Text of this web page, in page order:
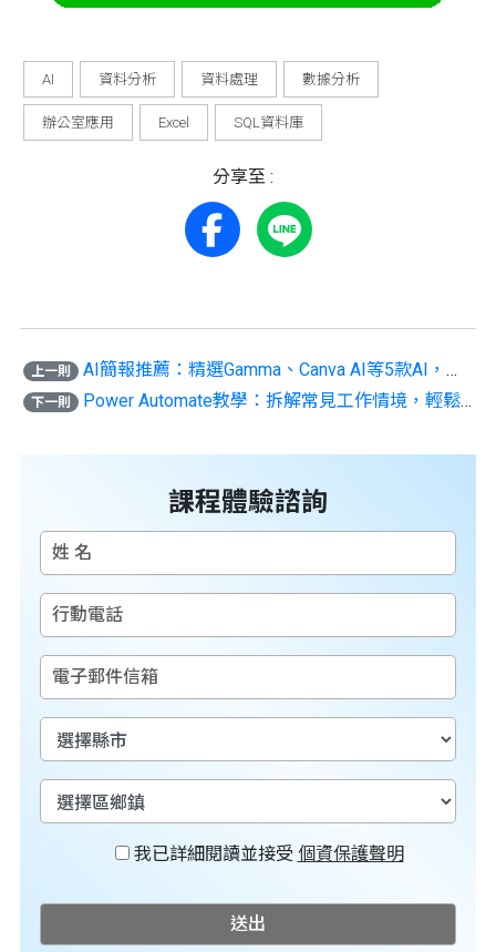
AI 資料分析 資料處理 數據分析
辦公室應用 Excel SQL資料庫
分享至 :
上一則 AI簡報推薦：精選Gamma、Canva AI等5款AI，新手必學4技巧！
下一則 Power Automate教學：拆解常見工作情境，輕鬆入門RPA自動化！
課程體驗諮詢
我已詳細閱讀並接受 個資保護聲明
送出